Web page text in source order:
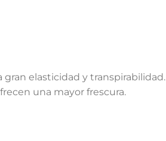
elasticidad y transpirabilidad.
una mayor frescura.